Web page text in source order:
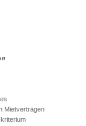
Mietverträgen